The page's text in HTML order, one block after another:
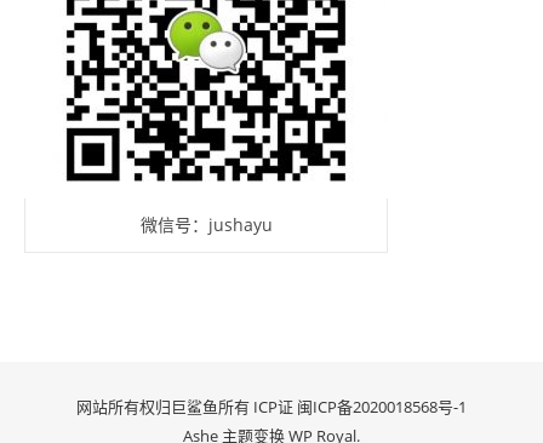
微信号：jushayu
网站所有权归巨鲨鱼所有 ICP证 闽ICP备2020018568号-1
Ashe 主题变换WP Royal.